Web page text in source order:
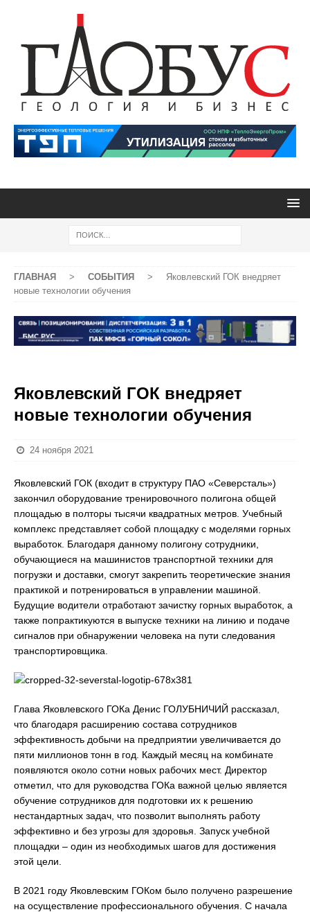
ГЛАВНАЯ > СОБЫТИЯ >
Яковлевский ГОК внедряет
новые технологии обучения
Яковлевский ГОК внедряет
новые технологии обучения
24 ноября 2021
Яковлевский ГОК (входит в структуру ПАО «Северсталь»)
закончил оборудование тренировочного полигона общей
площадью в полторы тысячи квадратных метров. Учебный
комплекс представляет собой площадку с моделями горных
выработок. Благодаря данному полигону сотрудники,
обучающиеся на машинистов транспортной техники для
погрузки и доставки, смогут закрепить теоретические знания
практикой и потренироваться в управлении машиной.
Будущие водители отработают зачистку горных выработок, а
также попрактикуются в выпуске техники на линию и подаче
сигналов при обнаружении человека на пути следования
транспортировщика.
Глава Яковлевского ГОКа Денис ГОЛУБНИЧИЙ рассказал,
что благодаря расширению состава сотрудников
эффективность добычи на предприятии увеличивается до
пяти миллионов тонн в год. Каждый месяц на комбинате
появляются около сотни новых рабочих мест. Директор
отметил, что для руководства ГОКа важной целью является
обучение сотрудников для подготовки их к решению
нестандартных задач, что позволит выполнять работу
эффективно и без угрозы для здоровья. Запуск учебной
площадки – один из необходимых шагов для достижения
этой цели.
В 2021 году Яковлевским ГОКом было получено разрешение
на осуществление профессионального обучения. С начала